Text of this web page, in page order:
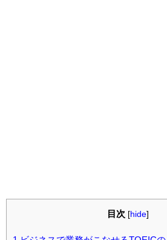
目次 [hide]